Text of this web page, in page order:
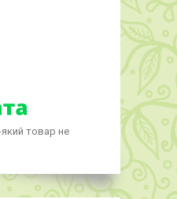
який товар не